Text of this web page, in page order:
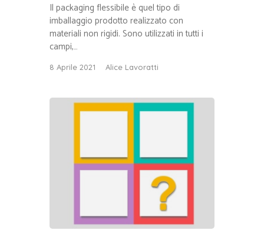
Il packaging flessibile è quel tipo di
imballaggio prodotto realizzato con
materiali non rigidi. Sono utilizzati in tutti i
campi,…
8 Aprile 2021 Alice Lavoratti